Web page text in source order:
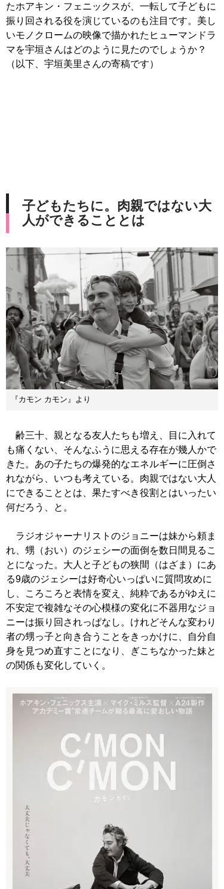
たホアキン・フェニックスが、一転して子どもに
振り回される役を演じているのも注目です。美し
いモノクロームの映像で描かれたヒューマンドラ
マを宇垣さんはどのように見たのでしょうか？
（以下、宇垣美里さんの寄稿です）
子どもたちに。肉親ではない大
人ができることとは
『カモン カモン』より
齢三十、親となる友人たちも増え、目に入れて
も痛くない、そんなふうに思える存在が幾人かで
きた。あの子たちの爆発的なエネルギーに圧倒さ
れながら、いつも考えている。肉親ではない大人
にできることとは、果たすべき役割とはいったい
何だろう、と。
ラジオジャーナリストのジョニーは妹から頼ま
れ、甥（おい）のジェシーの面倒を数日間見るこ
とになった。大人と子どもの狭間（はざま）にあ
る9歳のジェシーは好奇心いっぱいに質問攻めに
し、ころころと表情を変え、純粋であるがゆえに
不安定で複雑なその心模様の変化に不器用なジョ
ニーは振り回されっぱなし。けれどそんな変わり
者の甥っ子と向き合うことをきっかけに、自分自
身を見つめ直すことになり、ぎこちなかった妹と
の関係も変化していく。